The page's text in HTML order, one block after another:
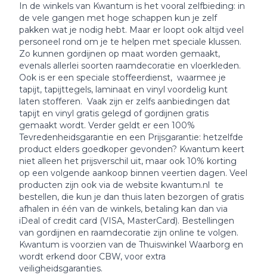
In de winkels van Kwantum is het vooral zelfbieding: in
de vele gangen met hoge schappen kun je zelf
pakken wat je nodig hebt. Maar er loopt ook altijd veel
personeel rond om je te helpen met speciale klussen.
Zo kunnen gordijnen op maat worden gemaakt,
evenals allerlei soorten raamdecoratie en vloerkleden.
Ook is er een speciale stoffeerdienst, waarmee je
tapijt, tapijttegels, laminaat en vinyl voordelig kunt
laten stofferen. Vaak zijn er zelfs aanbiedingen dat
tapijt en vinyl gratis gelegd of gordijnen gratis
gemaakt wordt. Verder geldt er een 100%
Tevredenheidsgarantie en een Prijsgarantie: hetzelfde
product elders goedkoper gevonden? Kwantum keert
niet alleen het prijsverschil uit, maar ook 10% korting
op een volgende aankoop binnen veertien dagen. Veel
producten zijn ook via de website kwantum.nl te
bestellen, die kun je dan thuis laten bezorgen of gratis
afhalen in één van de winkels, betaling kan dan via
iDeal of credit card (VISA, MasterCard). Bestellingen
van gordijnen en raamdecoratie zijn online te volgen.
Kwantum is voorzien van de Thuiswinkel Waarborg en
wordt erkend door CBW, voor extra
veiligheidsgaranties.